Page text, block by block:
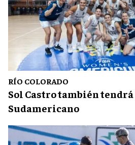
RÍO COLORADO
Sol Castro también
Sudamericano